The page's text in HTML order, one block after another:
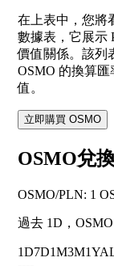
在上表中，您將
數據表，它展示
價值關係。該列
OSMO 的換算
值。
立即購買 OSMO
OSMO兌
OSMO/PLN: 1
過去 1D，
1D7D1M3M1Y